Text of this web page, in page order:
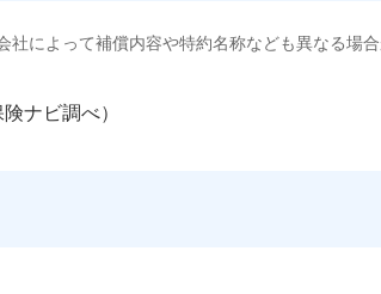
によって補償内容や特約名称なども異なる場
ナビ調べ）